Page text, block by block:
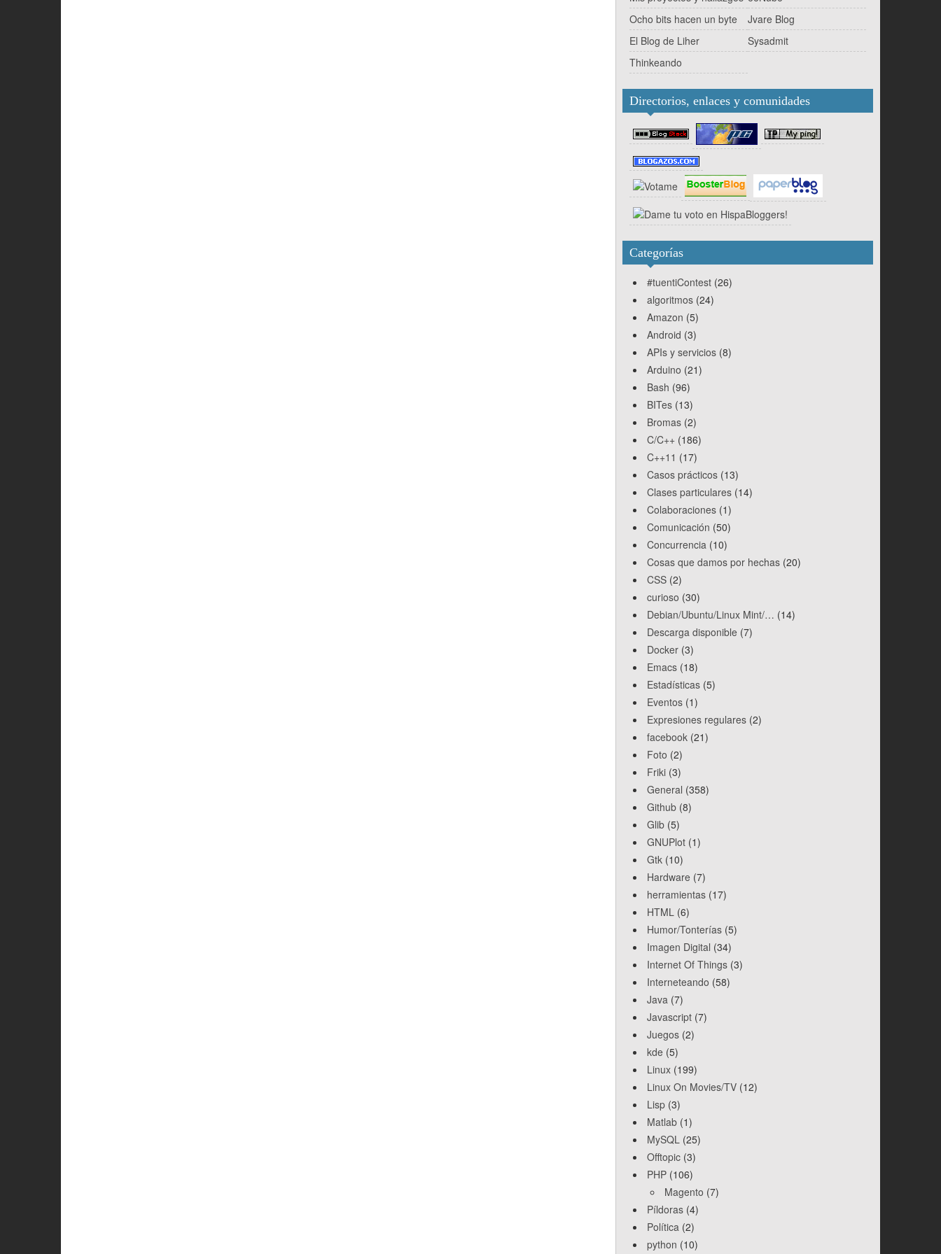
Ocho bits hacen un byte
Jvare Blog
El Blog de Liher
Sysadmit
Thinkeando
Directorios, enlaces y comunidades
Categorías
#tuentiContest (26)
algoritmos (24)
Amazon (5)
Android (3)
APIs y servicios (8)
Arduino (21)
Bash (96)
BITes (13)
Bromas (2)
C/C++ (186)
C++11 (17)
Casos prácticos (13)
Clases particulares (14)
Colaboraciones (1)
Comunicación (50)
Concurrencia (10)
Cosas que damos por hechas (20)
CSS (2)
curioso (30)
Debian/Ubuntu/Linux Mint/… (14)
Descarga disponible (7)
Docker (3)
Emacs (18)
Estadísticas (5)
Eventos (1)
Expresiones regulares (2)
facebook (21)
Foto (2)
Friki (3)
General (358)
Github (8)
Glib (5)
GNUPlot (1)
Gtk (10)
Hardware (7)
herramientas (17)
HTML (6)
Humor/Tonterías (5)
Imagen Digital (34)
Internet Of Things (3)
Interneteando (58)
Java (7)
Javascript (7)
Juegos (2)
kde (5)
Linux (199)
Linux On Movies/TV (12)
Lisp (3)
Matlab (1)
MySQL (25)
Offtopic (3)
PHP (106)
Magento (7)
Píldoras (4)
Política (2)
python (10)